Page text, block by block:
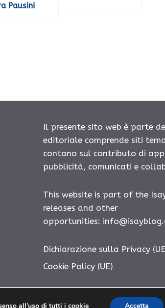
Pausini
Il presente sito web è parte
editoriale comprende siti
contano sul contributo di
pubblicità, comunicati e
This website is part of the
releases and other
opportunities:
Dichiarazione sulla Privacy
Cookie Policy (UE)
all’uso di tutti i cookie
Accetta